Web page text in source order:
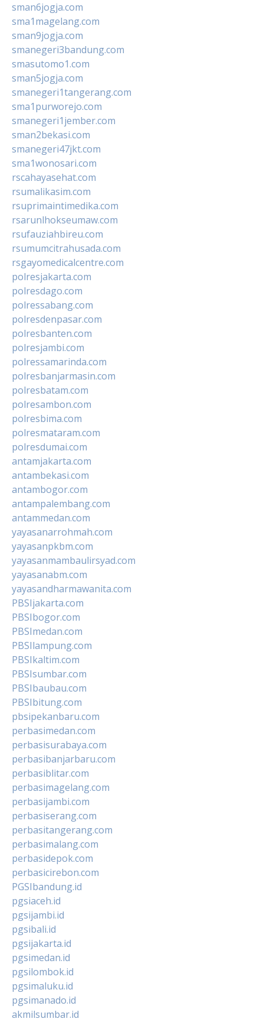
sman6jogja.com
sma1magelang.com
sman9jogja.com
smanegeri3bandung.com
smasutomo1.com
sman5jogja.com
smanegeri1tangerang.com
sma1purworejo.com
smanegeri1jember.com
sman2bekasi.com
smanegeri47jkt.com
sma1wonosari.com
rscahayasehat.com
rsumalikasim.com
rsuprimaintimedika.com
rsarunlhokseumaw.com
rsufauziahbireu.com
rsumumcitrahusada.com
rsgayomedicalcentre.com
polresjakarta.com
polresdago.com
polressabang.com
polresdenpasar.com
polresbanten.com
polresjambi.com
polressamarinda.com
polresbanjarmasin.com
polresbatam.com
polresambon.com
polresbima.com
polresmataram.com
polresdumai.com
antamjakarta.com
antambekasi.com
antambogor.com
antampalembang.com
antammedan.com
yayasanarrohmah.com
yayasanpkbm.com
yayasanmambaulirsyad.com
yayasanabm.com
yayasandharmawanita.com
PBSIjakarta.com
PBSIbogor.com
PBSImedan.com
PBSIlampung.com
PBSIkaltim.com
PBSIsumbar.com
PBSIbaubau.com
PBSIbitung.com
pbsipekanbaru.com
perbasimedan.com
perbasisurabaya.com
perbasibanjarbaru.com
perbasiblitar.com
perbasimagelang.com
perbasijambi.com
perbasiserang.com
perbasitangerang.com
perbasimalang.com
perbasidepok.com
perbasicirebon.com
PGSIbandung.id
pgsiaceh.id
pgsijambi.id
pgsibali.id
pgsijakarta.id
pgsimedan.id
pgsilombok.id
pgsimaluku.id
pgsimanado.id
akmilsumbar.id